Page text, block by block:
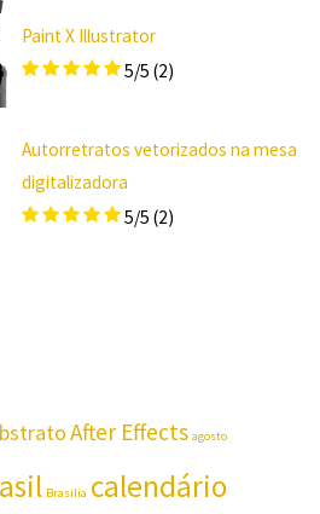
Paint X Illustrator
5/5 (2)
Autorretratos vetorizados na mesa
digitalizadora
5/5 (2)
After Effects agosto
Brasilia calendário